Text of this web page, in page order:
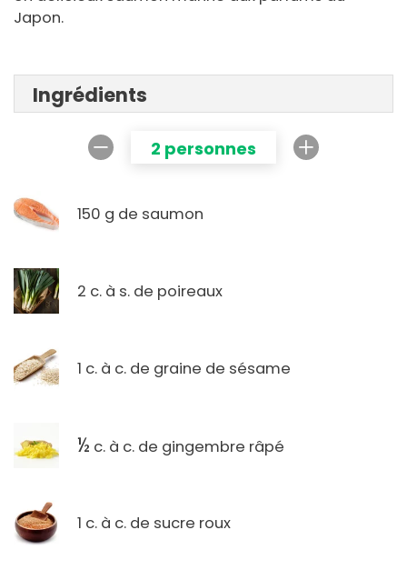
Japon.
Ingrédients
2 personnes
150 g de saumon
2 c. à s. de poireaux
1 c. à c. de graine de sésame
½ c. à c. de gingembre râpé
1 c. à c. de sucre roux